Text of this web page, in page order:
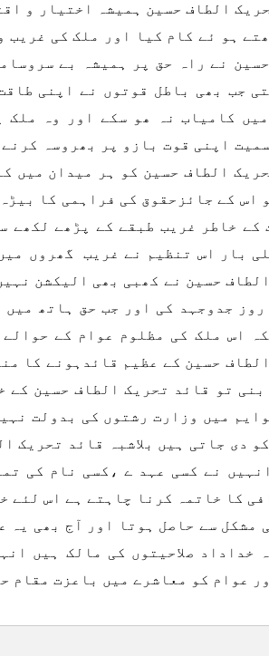
الطاف حسین ہمیشہ اختیار و
ہو ئے کام کیا اور ملک کی
نے راہ حق پر ہمیشہ بے
جب بھی باطل قوتوں نے اپنی
میں کامیاب نہ ھو سکے اور وہ
اپنی قوت بازو پر بھروسہ
الطاف حسین کو ہر میدان میں
اس کے جائزحقوق کی فراہمی کا
کے خاطر غریب طبقے کے پڑھے لکھے
بار اس تنظیم نے غریب گھروں
حسین نے کھبی بھی الیکشن
روز جدوجہد کی اور جب حق ہاتھ
اس ملک کی مظلوم عوام کے
حسین کے عظیم قائدہونے کا
بنی تو قائد تحریک الطاف حسین کے
میں وزارت رشتوں کی بدولت
دی جاتی ہیں بلاشبہ قائد تحریک
نے کسی عہد ے ،کسی نام کی
کا خاتمہ کرنا چاہتے ہے اس لئے
مشکل سے حاصل ہوتا اور آج بھی یہ
خداداد صلاحیتوں کی مالک ہیں
عوام کو معاشرے میں باعزت مقام